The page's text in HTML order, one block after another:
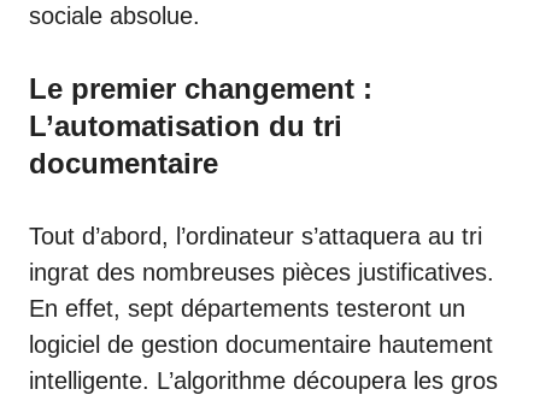
sociale absolue.
Le premier changement :
L’automatisation du tri
documentaire
Tout d’abord, l’ordinateur s’attaquera au tri
ingrat des nombreuses pièces justificatives.
En effet, sept départements testeront un
logiciel de gestion documentaire hautement
intelligente. L’algorithme découpera les gros